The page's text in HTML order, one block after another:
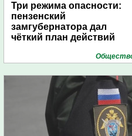
Три режима опасности:
пензенский
замгубернатора дал
чёткий план действий